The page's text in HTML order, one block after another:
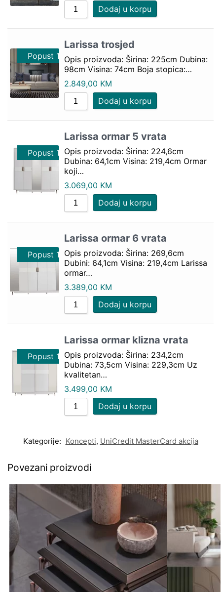
Dodaj u korpu
Popust 10%
Popust 10%
Larissa trosjed
Opis proizvoda: Širina: 225cm Dubina:
98cm Visina: 74cm Boja stopica:…
2.849,00 KM
Dodaj u korpu
Popust 10%
Larissa ormar 5 vrata
Opis proizvoda: Širina: 224,6cm
Dubina: 64,1cm Visina: 219,4cm Ormar
koji…
3.069,00 KM
Dodaj u korpu
Popust 10%
Larissa ormar 6 vrata
Opis proizvoda: Širina: 269,6cm
Dubini: 64,1cm Visina: 219,4cm Larissa
ormar…
3.389,00 KM
Dodaj u korpu
Popust 10%
Larissa ormar klizna vrata
Opis proizvoda: Širina: 234,2cm
Dubina: 73,5cm Visina: 229,3cm Uz
kvalitetan…
3.499,00 KM
Dodaj u korpu
Kategorije: Koncepti, UniCredit MasterCard akcija
Povezani proizvodi